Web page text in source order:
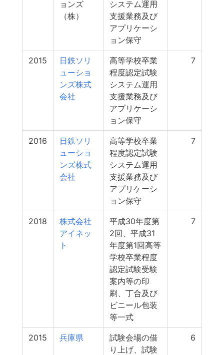
ョンズ
（株）
システム運用
支援業務及び
アプリケーシ
ョン保守
2015
日鉄ソリ
ューショ
ンズ株式
会社
高等学校卒業
程度認定試験
システム運用
支援業務及び
アプリケーシ
ョン保守
7
2016
日鉄ソリ
ューショ
ンズ株式
会社
高等学校卒業
程度認定試験
システム運用
支援業務及び
アプリケーシ
ョン保守
7
2018
株式会社
アイネッ
ト
平成30年度第
2回、平成31
年度第1回高等
学校卒業程度
認定試験受験
案内等の印
刷、丁合及び
ビニール包装
等一式
7
2015 兵庫県
試験会場の借
り上げ、試験
6